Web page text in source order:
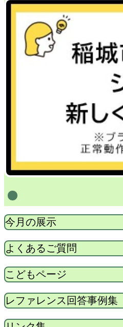
今月の展示
よくあるご質問
こどもページ
レファレンス回答事例集